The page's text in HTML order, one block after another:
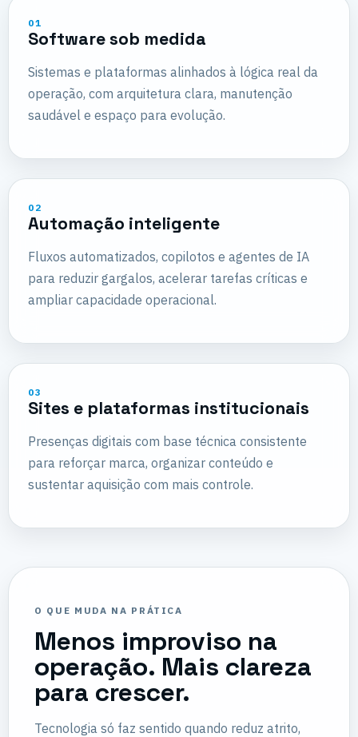
01
Software sob medida
Sistemas e plataformas alinhados à lógica real da
operação, com arquitetura clara, manutenção
saudável e espaço para evolução.
02
Automação inteligente
Fluxos automatizados, copilotos e agentes de IA
para reduzir gargalos, acelerar tarefas críticas e
ampliar capacidade operacional.
03
Sites e plataformas institucionais
Presenças digitais com base técnica consistente
para reforçar marca, organizar conteúdo e
sustentar aquisição com mais controle.
O QUE MUDA NA PRÁTICA
Menos improviso na
operação. Mais clareza
para crescer.
Tecnologia só faz sentido quando reduz atrito,